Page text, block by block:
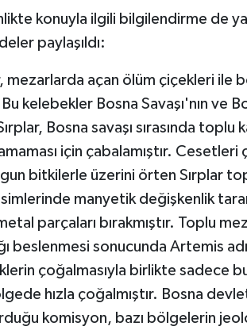
konuyla ilgili bilgilendirme de
paylaşıldı:
açan ölüm çiçekleri ile
kelebekler Bosna Savaşı'nın ve
Bosna savaşı sırasında
için çabalamıştır.
bitkilerle üzerini örten Sırplar
manyetik değişkenlik
parçaları bırakmıştır. Toplu
beslenmesi sonucunda Artemis
çoğalmasıyla birlikte sadece
hızla çoğalmıştır. Bosna
komisyon, bazı bölgelerin